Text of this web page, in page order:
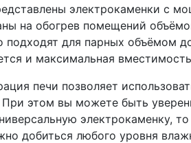
электрокаменки с
на обогрев помещений
подходят для парных объёмом
и максимальная
печи позволяет
При этом вы можете быть
электрокаменку,
добиться любого уровня